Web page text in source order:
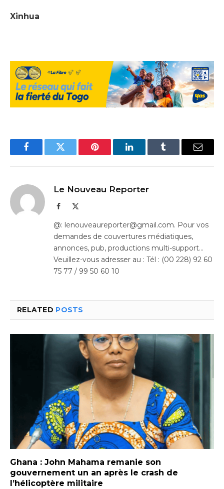
Xinhua
FacebookTwitter Pinterest LinkedInTumblr Email
Le Nouveau Reporter
Facebook
@: lenouveaureporter@gmail.com. Pour vos
demandes de couvertures médiatiques,
annonces, pub, productions multi-support…
Veuillez-vous adresser au : Tél : (00 228) 92 60
75 77 / 99 50 60 10
RELATED POSTS
Ghana : John Mahama remanie son
gouvernement un an après le crash de
l’hélicoptère militaire